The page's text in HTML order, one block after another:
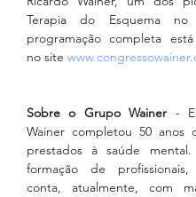
Terapia do Esquema
programação completa está
no site
Sobre o Grupo Wainer -
Wainer completou 50 anos
prestados à saúde
formação de
conta, atualmente, com